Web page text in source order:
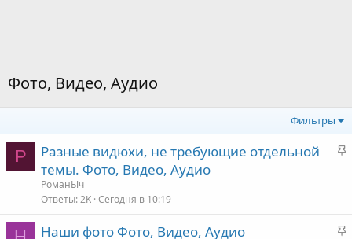
Фото, Видео, Аудио
Фильтры
Р
З
п
Разные видюхи, не требующие отдельной
темы. Фото, Видео, Аудио
РоманЫч
Ответы 2K Сегодня в 10:19
З
Наши фото Фото, Видео, Аудио